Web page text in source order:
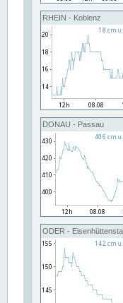
RHEIN - Koblenz
DONAU - Passau
ODER -